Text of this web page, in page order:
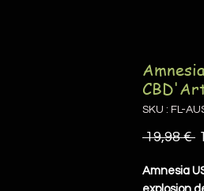
SKU : FL-
19,98 €
Amnesia